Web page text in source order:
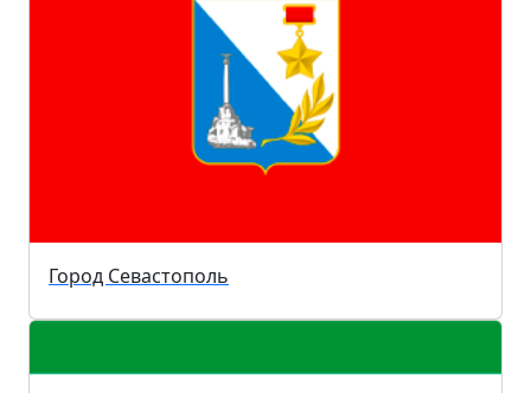
Город Севастополь